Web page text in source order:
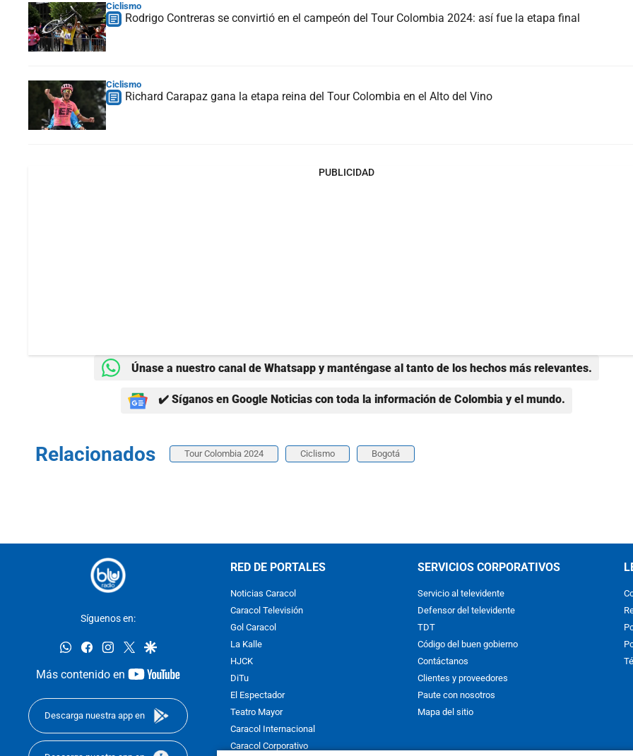
Ciclismo
Rodrigo Contreras se convirtió en el campeón del Tour Colombia 2024: así fue la etapa final
Ciclismo
Richard Carapaz gana la etapa reina del Tour Colombia en el Alto del Vino
PUBLICIDAD
Únase a nuestro canal de Whatsapp y manténgase al tanto de los hechos más relevantes.
✔️ Síganos en Google Noticias con toda la información de Colombia y el mundo.
Relacionados Tour Colombia 2024 Ciclismo Bogotá
Síguenos en:
whatsappfacebookinstagram
twittergoogle
Más contenido en
youtube-
Descarga nuestra app en
RED DE PORTALES
Noticias Caracol
Caracol Televisión
Gol Caracol
La Kalle
HJCK
DiTu
El Espectador
Teatro Mayor
Caracol Internacional
Caracol Corporativo
SERVICIOS CORPORATIVOS
Servicio al televidente
Defensor del televidente
TDT
Código del buen gobierno
Contáctanos
Clientes y proveedores
Paute con nosotros
Mapa del sitio